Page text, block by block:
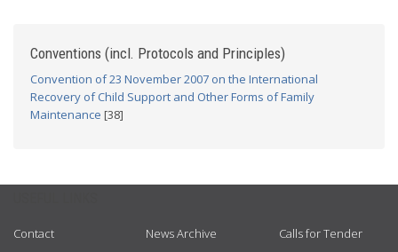
Conventions (incl. Protocols and Principles)
Convention of 23 November 2007 on the International
Recovery of Child Support and Other Forms of Family
Maintenance [38]
Contact News Archive Calls for Tender